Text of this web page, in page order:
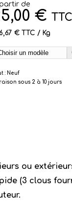
de
€ TTC
€ TTC / Kg
: Neuf
sous 2 à 10 jours
ou
(3 clous